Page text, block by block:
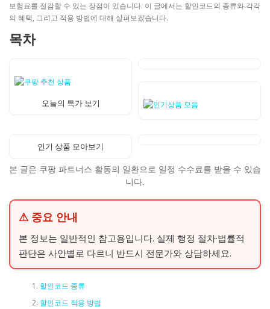
보험료를 절감할 수 있는 장점이 있습니다. 이 글에서는 할인코드의 종류와 각각
의 혜택, 그리고 적용 방법에 대해 살펴보겠습니다.
목차
오늘의 특가 보기
인기 상품 모아보기
본 글은 쿠팡 파트너스 활동의 일환으로 일정 수수료를 받을 수 있습
니다.
⚠ 중요 안내
본 정보는 일반적인 참고용입니다. 실제 행정 절차·법률적
판단은 사안별로 다르니 반드시 전문가와 상담하세요.
할인코드 종류
할인코드 적용 방법